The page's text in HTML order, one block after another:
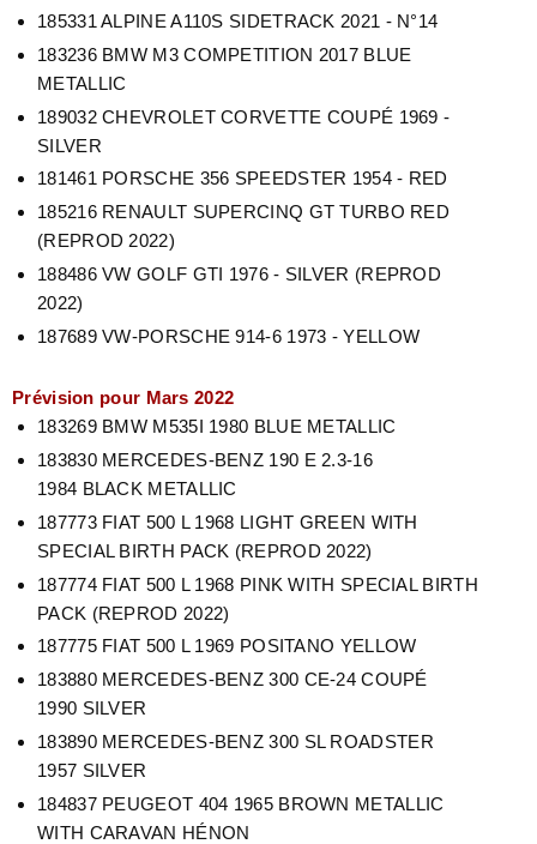
185331 ALPINE A110S SIDETRACK 2021 - N°14
183236 BMW M3 COMPETITION 2017 BLUE
METALLIC
189032 CHEVROLET CORVETTE COUPÉ 1969 -
SILVER
181461 PORSCHE 356 SPEEDSTER 1954 - RED
185216 RENAULT SUPERCINQ GT TURBO RED
(REPROD 2022)
188486 VW GOLF GTI 1976 - SILVER (REPROD
2022)
187689 VW-PORSCHE 914-6 1973 - YELLOW
Prévision pour Mars 2022
183269 BMW M535I 1980 BLUE METALLIC
183830 MERCEDES-BENZ 190 E 2.3-16
1984 BLACK METALLIC
187773 FIAT 500 L 1968 LIGHT GREEN WITH
SPECIAL BIRTH PACK (REPROD 2022)
187774 FIAT 500 L 1968 PINK WITH SPECIAL BIRTH
PACK (REPROD 2022)
187775 FIAT 500 L 1969 POSITANO YELLOW
183880 MERCEDES-BENZ 300 CE-24 COUPÉ
1990 SILVER
183890 MERCEDES-BENZ 300 SL ROADSTER
1957 SILVER
184837 PEUGEOT 404 1965 BROWN METALLIC
WITH CARAVAN HÉNON